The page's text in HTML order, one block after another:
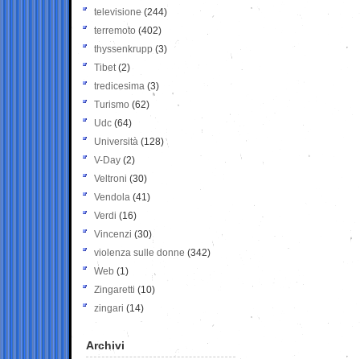
televisione(244)
terremoto (402)
thyssenkrupp (3)
Tibet(2)
tredicesima (3)
Turismo (62)
Udc (64)
Università (128)
V-Day (2)
Veltroni (30)
Vendola (41)
Verdi (16)
Vincenzi (30)
violenza sulle donne (342)
Web (1)
Zingaretti (10)
zingari (14)
Archivi